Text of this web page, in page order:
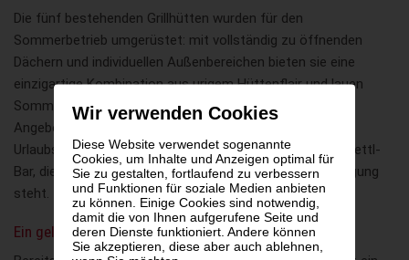
Wir verwenden Cookies
Diese Website verwendet sogenannte
Cookies, um Inhalte und Anzeigen optimal für
Sie zu gestalten, fortlaufend zu verbessern
und Funktionen für soziale Medien anbieten
zu können. Einige Cookies sind notwendig,
damit die von Ihnen aufgerufene Seite und
deren Dienste funktioniert. Andere können
Sie akzeptieren, diese aber auch ablehnen,
Die fünf bestehenden Grillhütten wurden für den
Sommerbetrieb umgerüstet: mit vollständig zu öffnenden
Dächern und individuellen Außenbereichen bieten sie eine
einzigartige Kombination aus urigem Hüttenflair und lauen
Sommerabenden unter freiem Himmel. Ergänzt wird das
Angebot durch einen weitläufigen Gastgarten mit
Urlaubsatmosphäre sowie die beliebte Schlumberger-Salettl-
Bar, die für exklusive Events samt BBQ-Buffet zur Verfügung
steht.
Ein gelungenes Konzept für Wien